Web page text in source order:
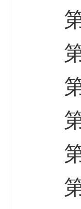
第
第
第
第
第
第